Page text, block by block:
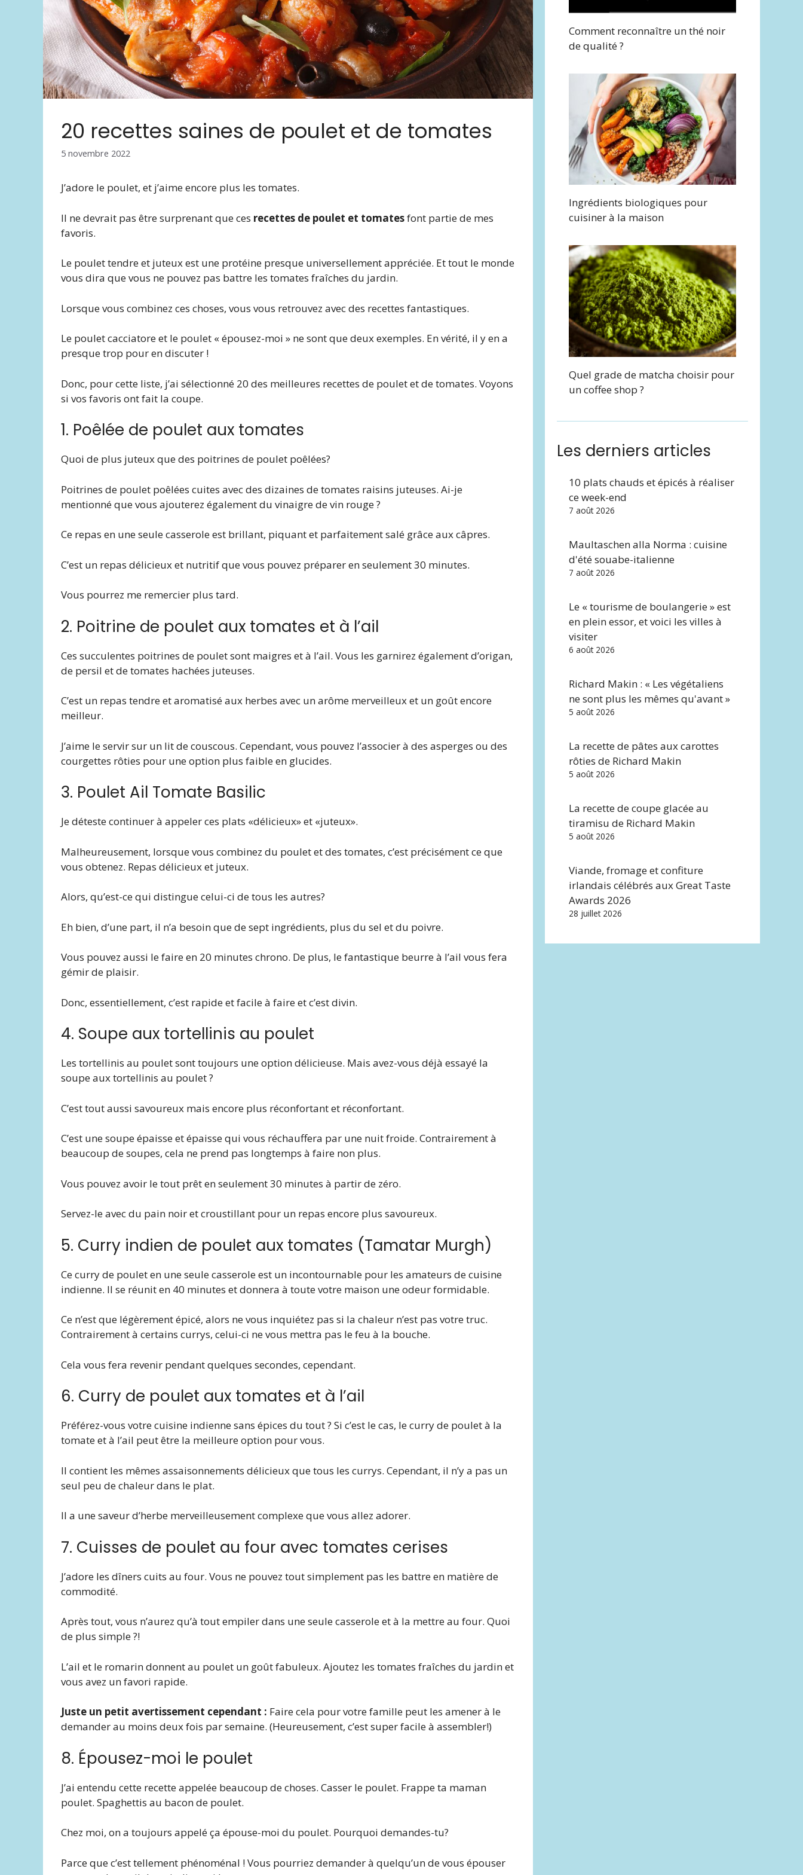
20 recettes saines de poulet et de tomates
5 novembre 2022
J’adore le poulet, et j’aime encore plus les tomates.
Il ne devrait pas être surprenant que ces recettes de poulet et tomatesfont partie de mes
favoris.
Le poulet tendre et juteux est une protéine presque universellement appréciée. Et tout le monde
vous dira que vous ne pouvez pas battre les tomates fraîches du jardin.
Lorsque vous combinez ces choses, vous vous retrouvez avec des recettes fantastiques.
Le poulet cacciatore et le poulet « épousez-moi » ne sont que deux exemples. En vérité, il y en a
presque trop pour en discuter !
Donc, pour cette liste, j’ai sélectionné 20 des meilleures recettes de poulet et de tomates. Voyons
si vos favoris ont fait la coupe.
1. Poêlée de poulet aux tomates
Quoi de plus juteux que des poitrines de poulet poêlées?
Poitrines de poulet poêlées cuites avec des dizaines de tomates raisins juteuses. Ai-je
mentionné que vous ajouterez également du vinaigre de vin rouge ?
Ce repas en une seule casserole est brillant, piquant et parfaitement salé grâce aux câpres.
C’est un repas délicieux et nutritif que vous pouvez préparer en seulement 30 minutes.
Vous pourrez me remercier plus tard.
2. Poitrine de poulet aux tomates et à l’ail
Ces succulentes poitrines de poulet sont maigres et à l’ail. Vous les garnirez également d’origan,
de persil et de tomates hachées juteuses.
C’est un repas tendre et aromatisé aux herbes avec un arôme merveilleux et un goût encore
meilleur.
J’aime le servir sur un lit de couscous. Cependant, vous pouvez l’associer à des asperges ou des
courgettes rôties pour une option plus faible en glucides.
3. Poulet Ail Tomate Basilic
Je déteste continuer à appeler ces plats «délicieux» et «juteux».
Malheureusement, lorsque vous combinez du poulet et des tomates, c’est précisément ce que
vous obtenez. Repas délicieux et juteux.
Alors, qu’est-ce qui distingue celui-ci de tous les autres?
Eh bien, d’une part, il n’a besoin que de sept ingrédients, plus du sel et du poivre.
Vous pouvez aussi le faire en 20 minutes chrono. De plus, le fantastique beurre à l’ail vous fera
gémir de plaisir.
Donc, essentiellement, c’est rapide et facile à faire et c’est divin.
4. Soupe aux tortellinis au poulet
Les tortellinis au poulet sont toujours une option délicieuse. Mais avez-vous déjà essayé la
soupe aux tortellinis au poulet ?
C’est tout aussi savoureux mais encore plus réconfortant et réconfortant.
C’est une soupe épaisse et épaisse qui vous réchauffera par une nuit froide. Contrairement à
beaucoup de soupes, cela ne prend pas longtemps à faire non plus.
Vous pouvez avoir le tout prêt en seulement 30 minutes à partir de zéro.
Servez-le avec du pain noir et croustillant pour un repas encore plus savoureux.
5. Curry indien de poulet aux tomates (Tamatar Murgh)
Ce curry de poulet en une seule casserole est un incontournable pour les amateurs de cuisine
indienne. Il se réunit en 40 minutes et donnera à toute votre maison une odeur formidable.
Ce n’est que légèrement épicé, alors ne vous inquiétez pas si la chaleur n’est pas votre truc.
Contrairement à certains currys, celui-ci ne vous mettra pas le feu à la bouche.
Cela vous fera revenir pendant quelques secondes, cependant.
6. Curry de poulet aux tomates et à l’ail
Préférez-vous votre cuisine indienne sans épices du tout ? Si c’est le cas, le curry de poulet à la
tomate et à l’ail peut être la meilleure option pour vous.
Il contient les mêmes assaisonnements délicieux que tous les currys. Cependant, il n’y a pas un
seul peu de chaleur dans le plat.
Il a une saveur d’herbe merveilleusement complexe que vous allez adorer.
7. Cuisses de poulet au four avec tomates cerises
J’adore les dîners cuits au four. Vous ne pouvez tout simplement pas les battre en matière de
commodité.
Après tout, vous n’aurez qu’à tout empiler dans une seule casserole et à la mettre au four. Quoi
de plus simple ?!
L’ail et le romarin donnent au poulet un goût fabuleux. Ajoutez les tomates fraîches du jardin et
vous avez un favori rapide.
Juste un petit avertissement cependant : Faire cela pour votre famille peut les amener à le
demander au moins deux fois par semaine. (Heureusement, c’est super facile à assembler!)
8. Épousez-moi le poulet
J’ai entendu cette recette appelée beaucoup de choses. Casser le poulet. Frappe ta maman
poulet. Spaghettis au bacon de poulet.
Chez moi, on a toujours appelé ça épouse-moi du poulet. Pourquoi demandes-tu?
Parce que c’est tellement phénoménal ! Vous pourriez demander à quelqu’un de vous épouser
Comment reconnaître un thé noir
de qualité ?
Ingrédients biologiques pour
cuisiner à la maison
Quel grade de matcha choisir pour
un coffee shop ?
Les derniers articles
10 plats chauds et épicés à réaliser
ce week-end
7 août 2026
Maultaschen alla Norma : cuisine
d'été souabe-italienne
7 août 2026
Le « tourisme de boulangerie » est
en plein essor, et voici les villes à
visiter
6 août 2026
Richard Makin : « Les végétaliens
ne sont plus les mêmes qu'avant »
5 août 2026
La recette de pâtes aux carottes
rôties de Richard Makin
5 août 2026
La recette de coupe glacée au
tiramisu de Richard Makin
5 août 2026
Viande, fromage et confiture
irlandais célébrés aux Great Taste
Awards 2026
28 juillet 2026